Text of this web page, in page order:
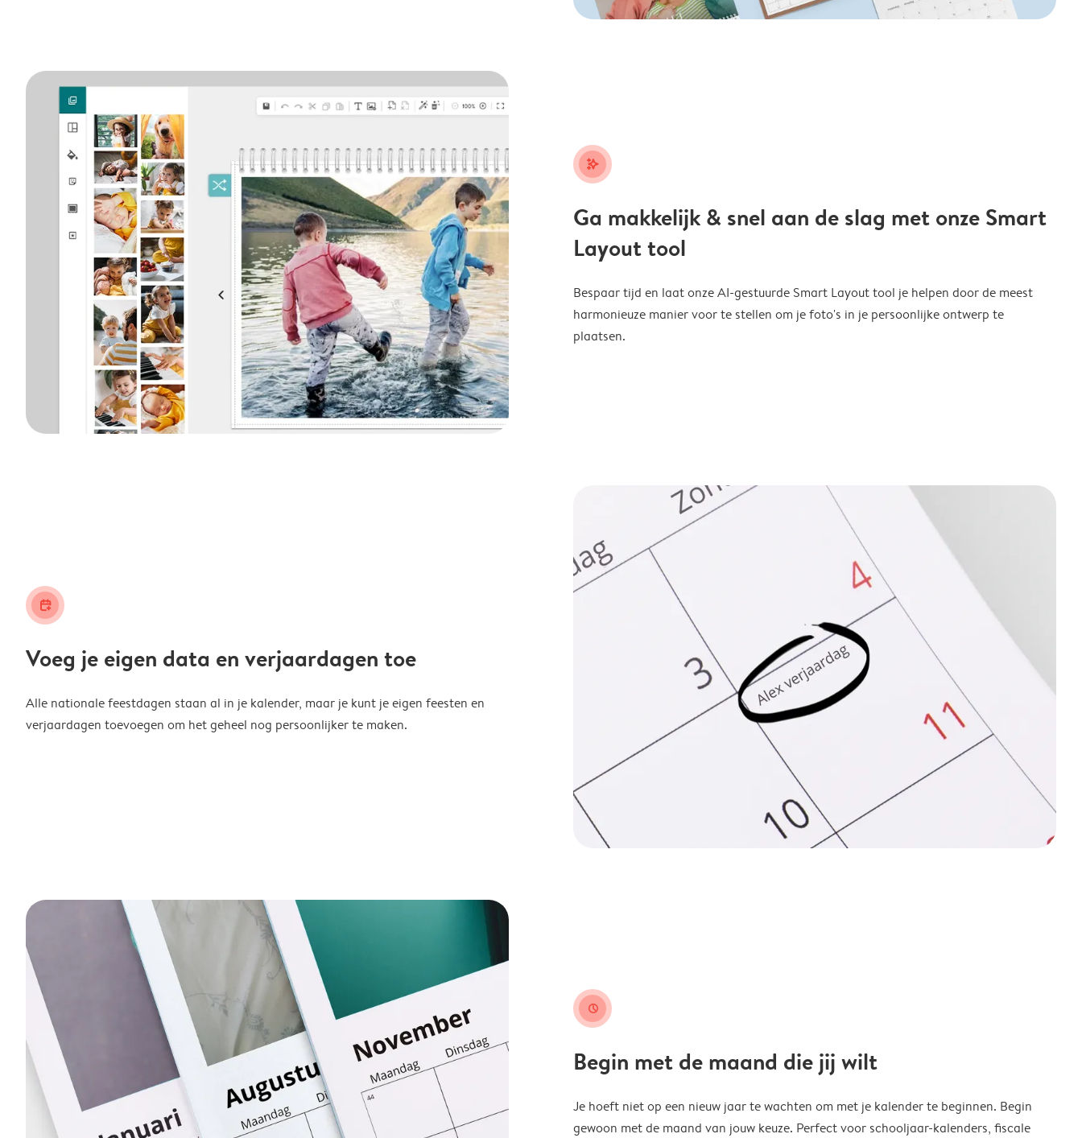
stars_plus
Ga makkelijk & snel aan de slag met onze Smart
Layout tool
Bespaar tijd en laat onze AI-gestuurde Smart Layout tool je helpen door de meest
harmonieuze manier voor te stellen om je foto's in je persoonlijke ontwerp te
plaatsen.
calendar_plus
Voeg je eigen data en verjaardagen toe
Alle nationale feestdagen staan al in je kalender, maar je kunt je eigen feesten en
verjaardagen toevoegen om het geheel nog persoonlijker te maken.
clock
Begin met de maand die jij wilt
Je hoeft niet op een nieuw jaar te wachten om met je kalender te beginnen. Begin
gewoon met de maand van jouw keuze. Perfect voor schooljaar-kalenders, fiscale